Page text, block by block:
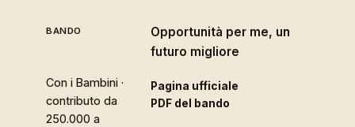
Opportunità per me, un
futuro migliore
Con i Bambini ·
contributo da
250.000 a
Pagina ufficiale
PDF del bando